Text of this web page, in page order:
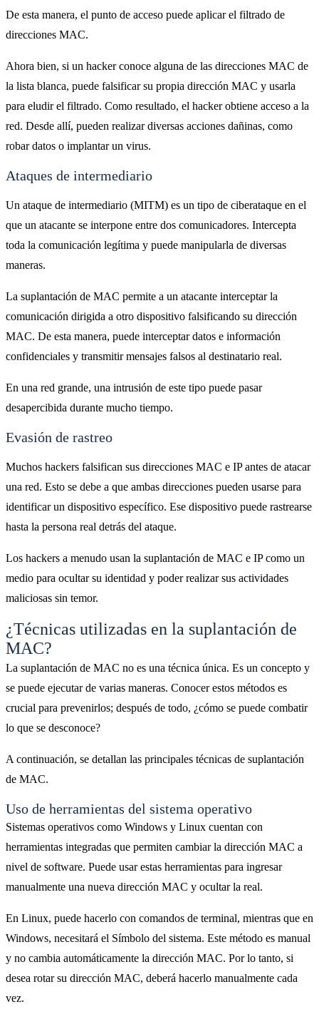
De esta manera, el punto de acceso puede aplicar el filtrado de
direcciones MAC.
Ahora bien, si un hacker conoce alguna de las direcciones MAC de
la lista blanca, puede falsificar su propia dirección MAC y usarla
para eludir el filtrado. Como resultado, el hacker obtiene acceso a la
red. Desde allí, pueden realizar diversas acciones dañinas, como
robar datos o implantar un virus.
Ataques de intermediario
Un ataque de intermediario (MITM) es un tipo de ciberataque en el
que un atacante se interpone entre dos comunicadores. Intercepta
toda la comunicación legítima y puede manipularla de diversas
maneras.
La suplantación de MAC permite a un atacante interceptar la
comunicación dirigida a otro dispositivo falsificando su dirección
MAC. De esta manera, puede interceptar datos e información
confidenciales y transmitir mensajes falsos al destinatario real.
En una red grande, una intrusión de este tipo puede pasar
desapercibida durante mucho tiempo.
Evasión de rastreo
Muchos hackers falsifican sus direcciones MAC e IP antes de atacar
una red. Esto se debe a que ambas direcciones pueden usarse para
identificar un dispositivo específico. Ese dispositivo puede rastrearse
hasta la persona real detrás del ataque.
Los hackers a menudo usan la suplantación de MAC e IP como un
medio para ocultar su identidad y poder realizar sus actividades
maliciosas sin temor.
¿Técnicas utilizadas en la suplantación de
MAC?
La suplantación de MAC no es una técnica única. Es un concepto y
se puede ejecutar de varias maneras. Conocer estos métodos es
crucial para prevenirlos; después de todo, ¿cómo se puede combatir
lo que se desconoce?
A continuación, se detallan las principales técnicas de suplantación
de MAC.
Uso de herramientas del sistema operativo
Sistemas operativos como Windows y Linux cuentan con
herramientas integradas que permiten cambiar la dirección MAC a
nivel de software. Puede usar estas herramientas para ingresar
manualmente una nueva dirección MAC y ocultar la real.
En Linux, puede hacerlo con comandos de terminal, mientras que en
Windows, necesitará el Símbolo del sistema. Este método es manual
y no cambia automáticamente la dirección MAC. Por lo tanto, si
desea rotar su dirección MAC, deberá hacerlo manualmente cada
vez.